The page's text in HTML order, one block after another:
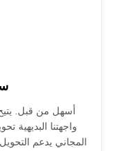
واجهتنا البديهية
المجاني يدعم